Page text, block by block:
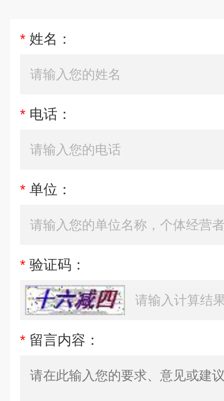
* 姓名：
* 电话：
* 单位：
* 验证码：
* 留言内容：